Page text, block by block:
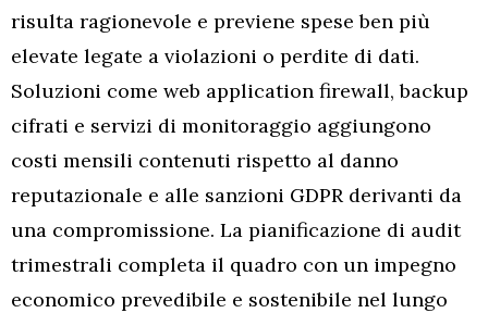
risulta ragionevole e previene spese ben più
elevate legate a violazioni o perdite di dati.
Soluzioni come web application firewall, backup
cifrati e servizi di monitoraggio aggiungono
costi mensili contenuti rispetto al danno
reputazionale e alle sanzioni GDPR derivanti da
una compromissione. La pianificazione di audit
trimestrali completa il quadro con un impegno
economico prevedibile e sostenibile nel lungo